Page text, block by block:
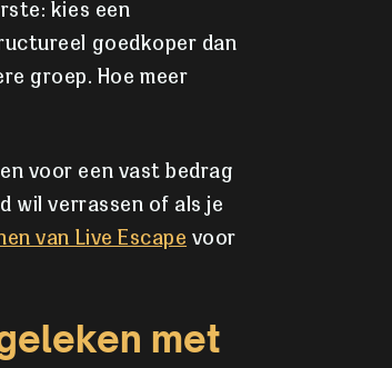
kies een
goedkoper dan
groep. Hoe meer
voor een vast bedrag
wil verrassen of als je
van Live Escape voor
met